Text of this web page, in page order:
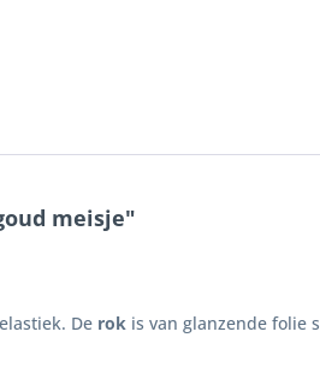
meisje"
De rok is van glanzende folie